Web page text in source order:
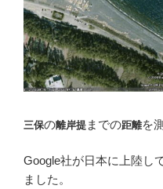
三保の離岸提 までの距離を
Google社が日本に上陸し
ました。